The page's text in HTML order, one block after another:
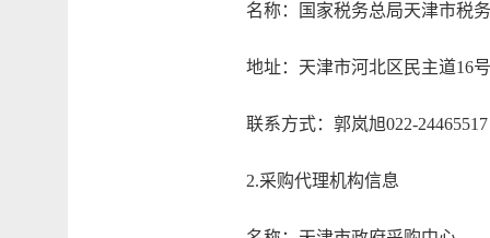
名称：国家税务总局天津市税
地址：天津市河北区民主道16号
联系方式：郭岚旭022-24465517
2.采购代理机构信息